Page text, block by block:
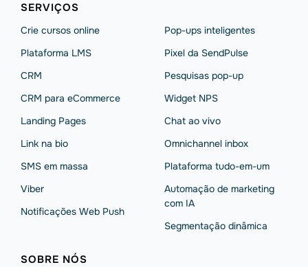
SERVIÇOS
Crie cursos online
Plataforma LMS
CRM
CRM para eCommerce
Landing Pages
Link na bio
SMS em massa
Viber
Notificações Web Push
Pop-ups inteligentes
Pixel da SendPulse
Pesquisas pop-up
Widget NPS
Chat ao vivo
Omnichannel inbox
Plataforma tudo-em-um
Automação de marketing
com IA
Segmentação dinâmica
SOBRE NÓS